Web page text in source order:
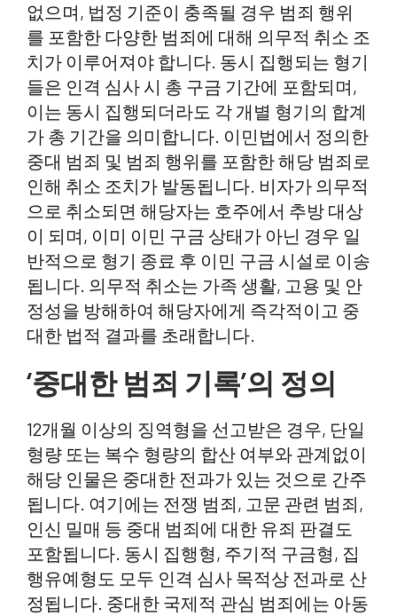
없으며, 법정 기준이 충족될 경우 범죄 행위
를 포함한 다양한 범죄에 대해 의무적 취소 조
치가 이루어져야 합니다. 동시 집행되는 형기
들은 인격 심사 시 총 구금 기간에 포함되며,
이는 동시 집행되더라도 각 개별 형기의 합계
가 총 기간을 의미합니다. 이민법에서 정의한
중대 범죄 및 범죄 행위를 포함한 해당 범죄로
인해 취소 조치가 발동됩니다. 비자가 의무적
으로 취소되면 해당자는 호주에서 추방 대상
이 되며, 이미 이민 구금 상태가 아닌 경우 일
반적으로 형기 종료 후 이민 구금 시설로 이송
됩니다. 의무적 취소는 가족 생활, 고용 및 안
정성을 방해하여 해당자에게 즉각적이고 중
대한 법적 결과를 초래합니다.
‘중대한 범죄 기록’의 정의
12개월 이상의 징역형을 선고받은 경우, 단일
형량 또는 복수 형량의 합산 여부와 관계없이
해당 인물은 중대한 전과가 있는 것으로 간주
됩니다. 여기에는 전쟁 범죄, 고문 관련 범죄,
인신 밀매 등 중대 범죄에 대한 유죄 판결도
포함됩니다. 동시 집행형, 주기적 구금형, 집
행유예형도 모두 인격 심사 목적상 전과로 산
정됩니다. 중대한 국제적 관심 범죄에는 아동